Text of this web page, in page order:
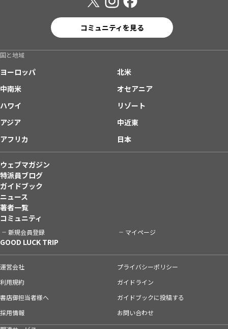
コミュニティを見る
国と地域
ヨーロッパ
北米
中南米
オセアニア
ハワイ
リゾート
アジア
中近東
アフリカ
日本
ウェブマガジン
特派員ブログ
ガイドブック
ニュース
著者一覧
コミュニティ
新規会員登録 マイページ
GOOD LUCK TRIP
運営会社
プライバシーポリシー
利用規約
ガイドライン
書店御担当者様へ
ガイドブックに投稿する
採用情報
お問い合わせ